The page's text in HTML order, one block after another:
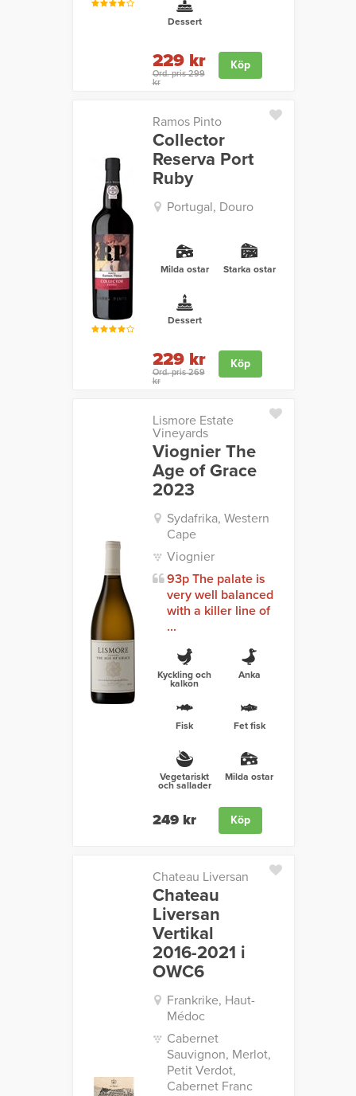
Dessert
229 kr
Ord. pris 299
kr
Köp
Ramos Pinto
Collector
Reserva Port
Ruby
Portugal, Douro
Milda ostar Starka ostar
Dessert
229 kr
Ord. pris 269
kr
Köp
Lismore Estate
Vineyards
Viognier The
Age of Grace
2023
Sydafrika, Western
Cape
Viognier
93p The palate is
very well balanced
with a killer line of
...
Kyckling och
kalkon
Anka
Fisk Fet fisk
Vegetariskt
och sallader
Milda ostar
249 kr Köp
Chateau Liversan
Chateau
Liversan
Vertikal
2016-2021 i
OWC6
Frankrike, Haut-
Médoc
Cabernet
Sauvignon, Merlot,
Petit Verdot,
Cabernet Franc